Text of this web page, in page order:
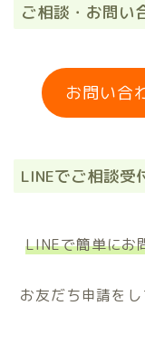
ご相談・お問い
お問い合
LINEでご相談受
LINEで簡単にお
お友だち申請を